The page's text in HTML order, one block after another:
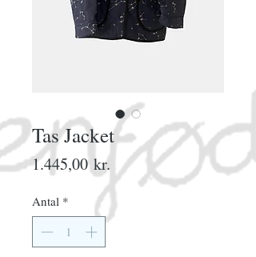
Tas Jacket
1.445,00 kr. Pris
Antal *